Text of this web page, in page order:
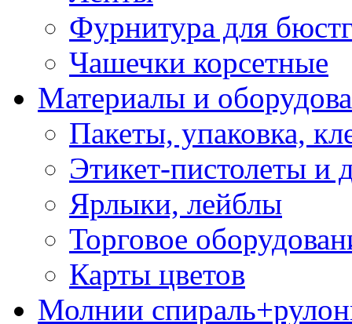
Фурнитура для
Чашечки корсетные
Материалы и
Пакеты, упаковка,
Этикет-пистолеты и
Ярлыки, лейблы
Торговое
Карты цветов
Молнии